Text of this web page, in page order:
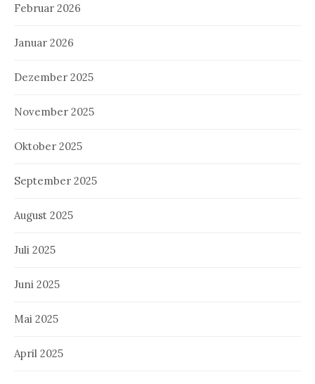
Februar 2026
Januar 2026
Dezember 2025
November 2025
Oktober 2025
September 2025
August 2025
Juli 2025
Juni 2025
Mai 2025
April 2025